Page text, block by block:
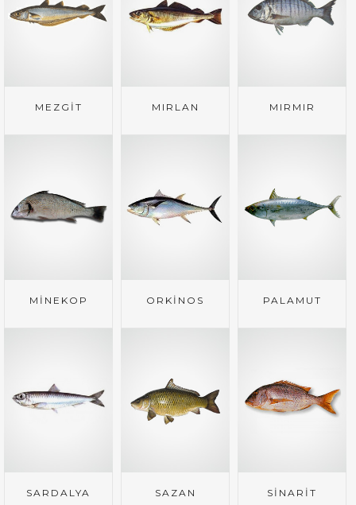
MEZGİT MIRLAN MIRMIR
MİNEKOP ORKİNOS PALAMUT
SARDALYA SAZAN SİNARİT